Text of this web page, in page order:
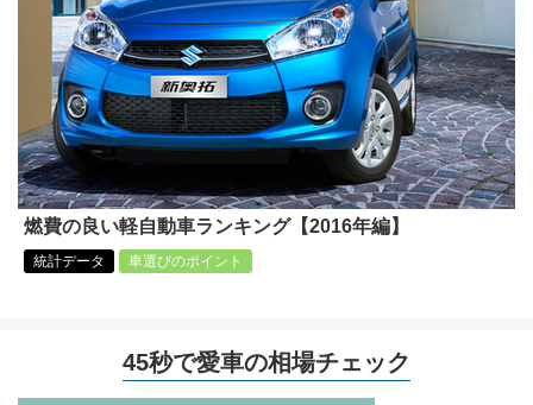
燃費の良い軽自動車ランキング【2016年編】
統計データ 車選びのポイント
45秒で愛車の相場チェック